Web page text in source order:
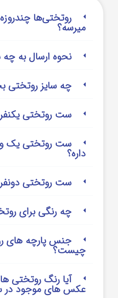
روتختی‌‌ها
میرسه؟
نحوه ارسال به
چه سایز روتختی
ست روتختی
ست روتختی یک و
داره؟
ست روتختی
چه رنگی برای
جنس پارچه های
چیست؟
آیا رنگ روتختی
عکس های موجود